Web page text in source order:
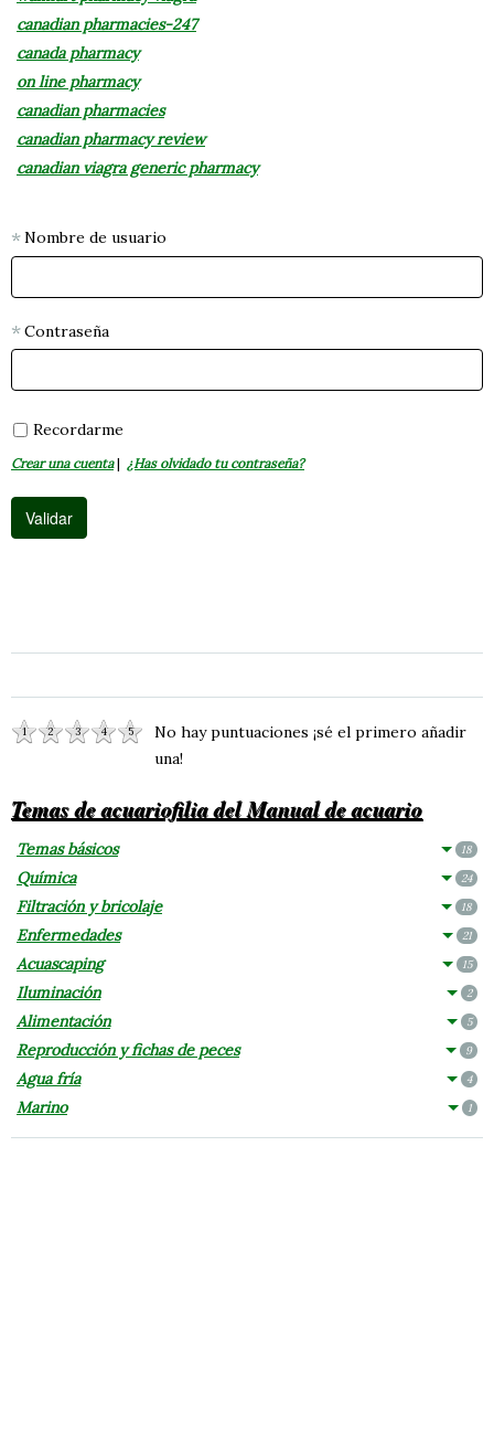
canadian pharmacies-247
canada pharmacy
on line pharmacy
canadian pharmacies
canadian pharmacy review
canadian viagra generic pharmacy
Nombre de usuario
Contraseña
Recordarme
Crear una cuenta| ¿Has olvidado tu contraseña?
1 2 3 4 5
No hay puntuaciones ¡sé el primero añadir
una!
Temas de acuariofilia del Manual de acuario
Temas básicos 18
Química 24
Filtración y bricolaje 18
Enfermedades 21
Acuascaping 15
Iluminación 2
Alimentación 5
Reproducción y fichas de peces 9
Agua fría 4
Marino 1